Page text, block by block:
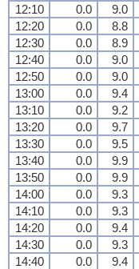
12:10
0.0 9.0
12:20
0.0 8.8
12:30
0.0 8.9
12:40
0.0 9.0
12:50
0.0 9.0
13:00
0.0 9.4
13:10
0.0 9.2
13:20
0.0 9.7
13:30
0.0 9.5
13:40
0.0 9.9
13:50
0.0 9.9
14:00
0.0 9.3
14:10
0.0 9.3
14:20
0.0 9.4
14:30
0.0 9.3
14:40
0.0 9.4